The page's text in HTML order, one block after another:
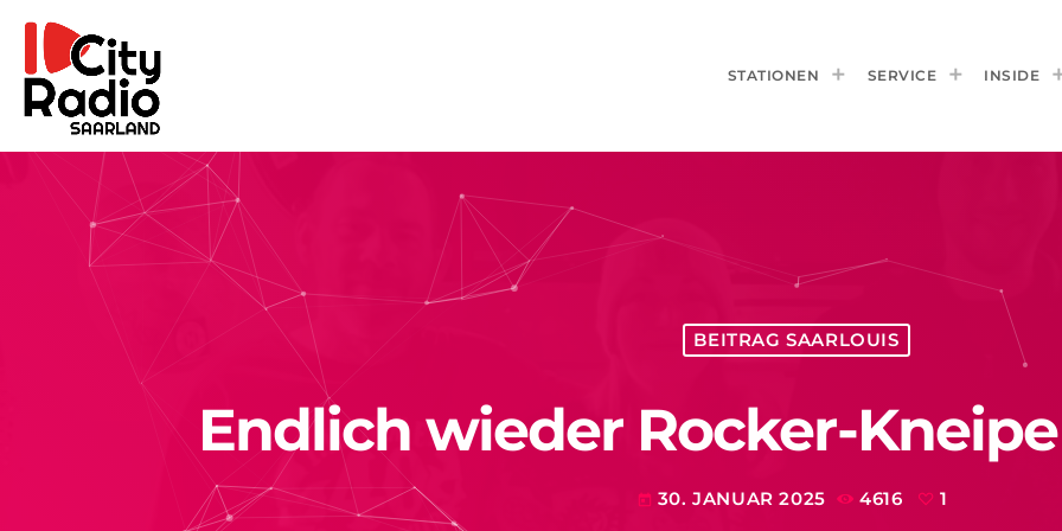
STATIONEN SERVICE INSIDE
BEITRAG SAARLOUIS
Endlich wieder Rocker-
today 30. JANUAR 2025 4616 1